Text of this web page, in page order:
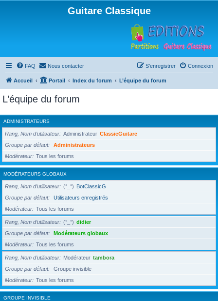
Guitare Classique
FAQ Nous contacter Connexion
S’enregistrer
Accueil Portail Index du forum L’équipe du forum
L’équipe du forum
ADMINISTRATEURS
Rang, Nom d’utilisateur Administrateur ClassicGuitare
Groupe par défaut
Administrateurs
Modérateur
Tous les forums
MODÉRATEURS GLOBAUX
Rang, Nom d’utilisateur (°_°) BotClassicG
Groupe par défaut
Utilisateurs enregistrés
Modérateur
Tous les forums
Rang, Nom d’utilisateur (°_°) didier
Groupe par défaut
Modérateurs globaux
Modérateur
Tous les forums
Rang, Nom d’utilisateur Modérateur tambora
Groupe par défaut
Groupe invisible
Modérateur
Tous les forums
GROUPE INVISIBLE